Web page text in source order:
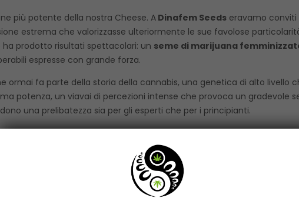
più potente della nostra Cheese. ADinafem Seedseravamo conviti
estrema che valorizzasse ulteriormente le sue favolose
prodotto risultati spettacolari: un seme di marijuana
espresse con grande forza.
ormai fa parte della storia della cannabis, una genetica di alto livello
potenza, un viavai di percezioni intense che provoca un gradevole
una prelibatezza sia per gli esperti che per i principianti.